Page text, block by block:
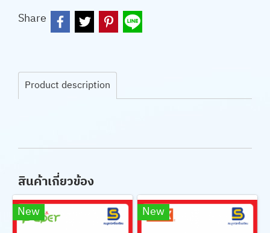
Share
Product description
สินค้าเกี่ยวข้อง
New New